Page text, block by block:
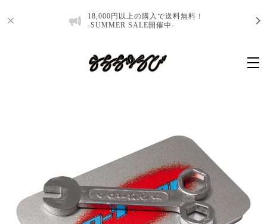
18,000円以上の購入で送料無料！
-SUMMER SALE開催中-